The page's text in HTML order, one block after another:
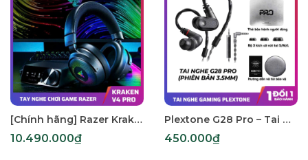
[Chính hãng] Razer Kraken V4 Pro - Wireless RGB Gaming Headset
10.490.000₫
Plextone G28 Pro – Tai Nghe Gaming HiFi Chống Ồn, Định Vị Chuẩn, Màng Loa Kim Cương, 2 Cổng Type-C & 3.5mm
450.000₫